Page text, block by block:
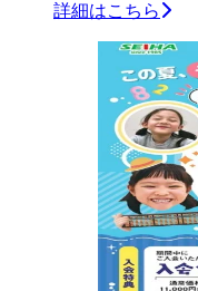
詳細はこちら